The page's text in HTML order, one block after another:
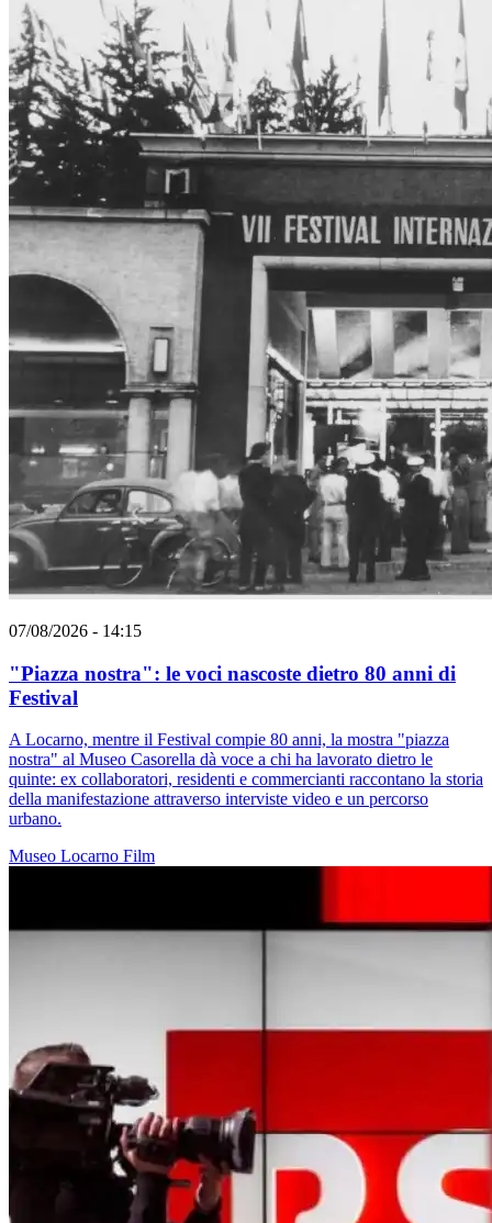
07/08/2026 - 14:15
"Piazza nostra": le voci nascoste dietro 80 anni di
Festival
A Locarno, mentre il Festival compie 80 anni, la mostra "piazza
nostra" al Museo Casorella dà voce a chi ha lavorato dietro le
quinte: ex collaboratori, residenti e commercianti raccontano la storia
della manifestazione attraverso interviste video e un percorso
urbano.
Museo Locarno Film